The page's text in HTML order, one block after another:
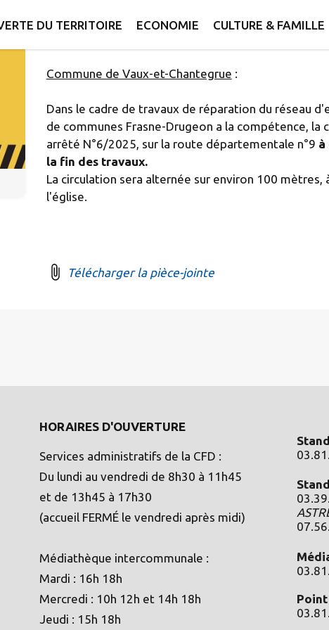
DU TERRITOIRE ECONOMIE CULTURE & FAMILLE
Publié le mercredi 07 mai 2025 - Plateau de Frasne
Commune de Vaux-et-Chantegrue :
Dans le cadre de travaux de réparation du réseau
de communes Frasne-Drugeon a la compétence, la
arrêté N°6/2025, sur la route départementale n°9 à
la fin des travaux.
La circulation sera alternée sur environ 100 mètres,
l'église.
Télécharger la pièce-jointe
HORAIRES D'OUVERTURE
Services administratifs de la CFD :
Du lundi au vendredi de 8h30 à 11h45
et de 13h45 à 17h30
(accueil FERMÉ le vendredi après midi)
Médiathèque intercommunale :
Mardi : 16h 18h
Mercredi : 10h 12h et 14h 18h
Jeudi : 15h 18h